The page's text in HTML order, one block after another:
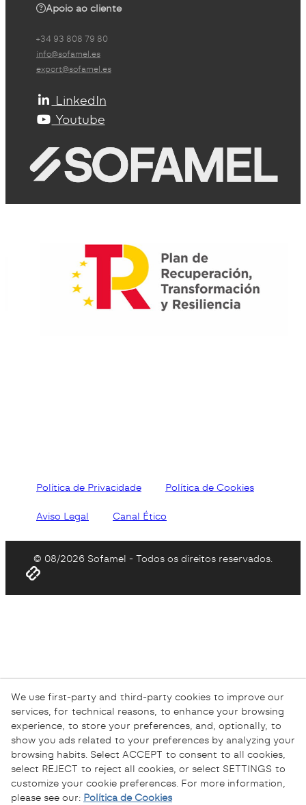
Apoio ao cliente
+34 93 808 79 80
info@sofamel.es
export@sofamel.es
LinkedIn
Youtube
Política de Privacidade Política de Cookies
Aviso Legal Canal Ético
© 08/2026 Sofamel - Todos os direitos reservados.
We use first-party and third-party cookies to improve our
services, for technical reasons, to enhance your browsing
experience, to store your preferences, and, optionally, to
show you ads related to your preferences by analyzing your
browsing habits. Select ACCEPT to consent to all cookies,
select REJECT to reject all cookies, or select SETTINGS to
customize your cookie preferences. For more information,
please see our: Política de Cookies